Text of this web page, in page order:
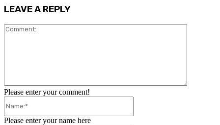
LEAVE A REPLY
Please enter your comment!
Please enter your name here